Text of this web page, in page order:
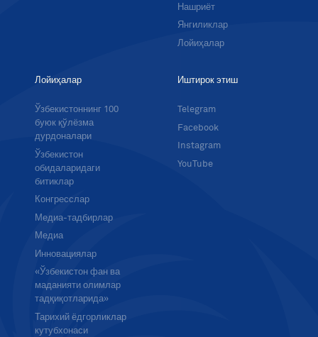
Нашриёт
Янгиликлар
Лойиҳалар
Лойиҳалар
Ўзбекистоннинг 100
буюк қўлёзма
дурдоналари
Ўзбекистон
обидаларидаги
битиклар
Конгресслар
Медиа-тадбирлар
Медиа
Инновациялар
«Ўзбекистон фан ва
маданияти олимлар
тадқиқотларида»
Тарихий ёдгорликлар
кутубхонаси
Иштирок этиш
Telegram
Facebook
Instagram
YouTube